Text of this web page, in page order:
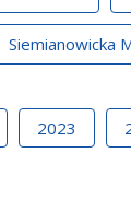
Siemianowicka
2023